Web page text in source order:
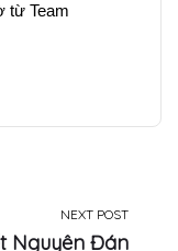
từ Team
NEXT POST
Nguyên Đán